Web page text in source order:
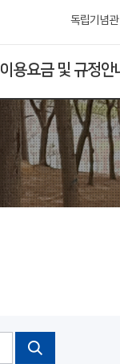
독립기념관
이용요금 및 규정안